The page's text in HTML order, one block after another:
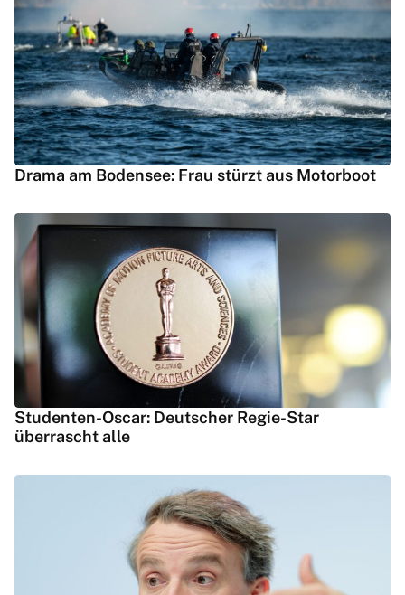
Drama am Bodensee: Frau stürzt aus Motorboot
Studenten-Oscar: Deutscher Regie-Star
überrascht alle